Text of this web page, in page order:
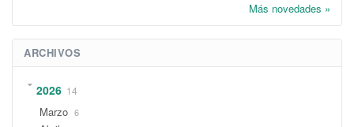
Más novedades »
ARCHIVOS
2026 14
Marzo 6